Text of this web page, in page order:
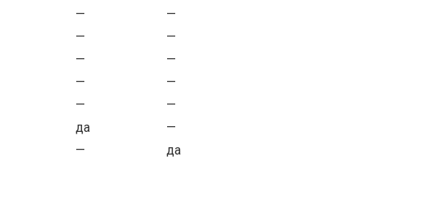
—
—
—
—
—
—
—
—
—
—
да
—
— да